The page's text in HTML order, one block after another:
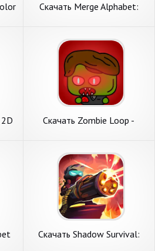
Скачать Merge Alphabet:
на Андроид
Скачать Zombie Loop -
Андроид
Скачать Shadow Survival: